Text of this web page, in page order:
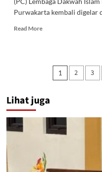
Purwakarta kembali digelar
Read MoreRead
Wanita
Doa-
Sesuai
1 2 3
Lihat juga